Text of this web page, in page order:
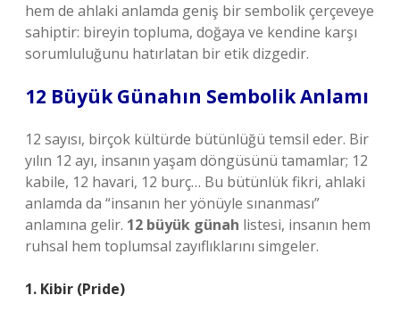
hem de ahlaki anlamda geniş bir sembolik çerçeveye
sahiptir: bireyin topluma, doğaya ve kendine karşı
sorumluluğunu hatırlatan bir etik dizgedir.
12 Büyük Günahın Sembolik Anlamı
12 sayısı, birçok kültürde bütünlüğü temsil eder. Bir
yılın 12 ayı, insanın yaşam döngüsünü tamamlar; 12
kabile, 12 havari, 12 burç… Bu bütünlük fikri, ahlaki
anlamda da “insanın her yönüyle sınanması”
anlamına gelir. 12 büyük günah listesi, insanın hem
ruhsal hem toplumsal zayıflıklarını simgeler.
1. Kibir (Pride)